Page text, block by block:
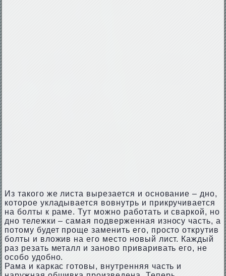
Из такого же листа вырезается и основание – дно,
которое укладывается вовнутрь и прикручивается
на болты к раме. Тут можно работать и сваркой, но
дно тележки – самая подверженная износу часть, а
потому будет проще заменить его, просто открутив
болты и вложив на его место новый лист. Каждый
раз резать металл и заново приваривать его, не
особо удобно.
Рама и каркас готовы, внутренняя часть и